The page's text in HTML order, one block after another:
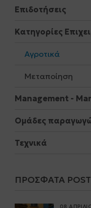
Επιδοτήσεις
Κατηγορίες
Αγροτικά
Μεταποίηση
Μanagement -
Ομάδες
Τεχνικά
ΠΡΌΣΦΑΤΑ
08